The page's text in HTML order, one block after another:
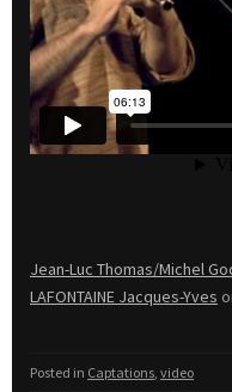
Jean-Luc Thomas/Michel
LAFONTAINE Jacques-Yves
Posted in Captations video